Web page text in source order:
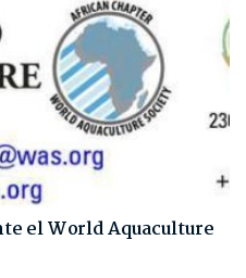
el World Aquaculture